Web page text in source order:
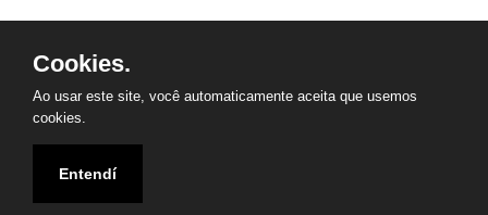
Desenvolvido por Anderson Luiz
Cookies.
Ao usar este site, você automaticamente aceita que usemos
cookies.
Entendí